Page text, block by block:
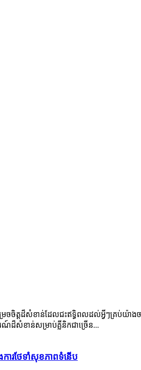
េចចិត្តដ៏សំខាន់ដែលជះឥទ្ធិពលដល់អ្វីៗគ្រប់យ៉ា
ណ៍ដ៏សំខាន់សម្រាប់គ្លីនិកជាច្រើន...
ារថែទាំសុខភាពទំនើប